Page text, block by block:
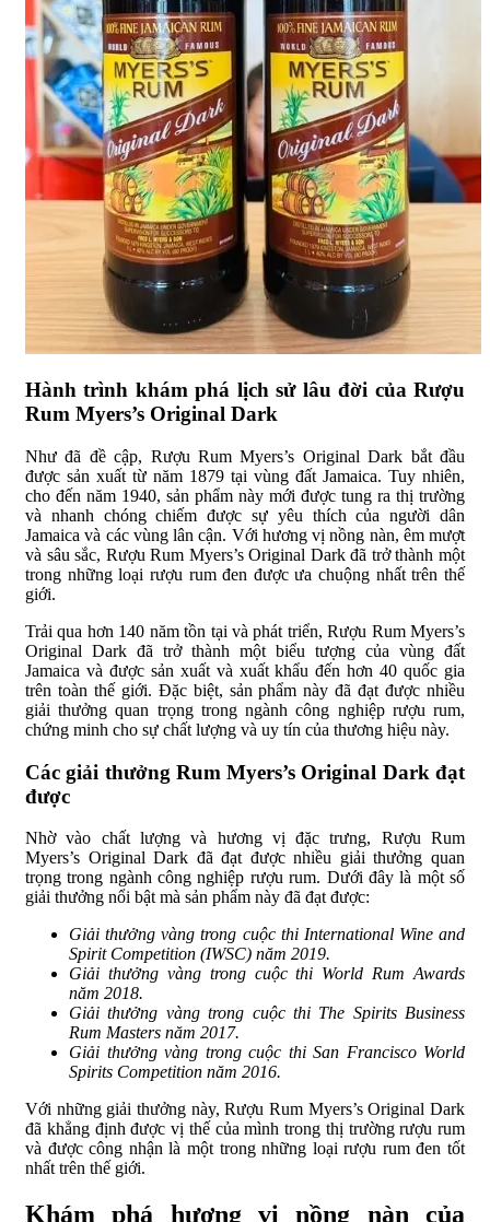
Hành trình khám phá lịch sử lâu đời của Rượu
Rum Myers’s Original Dark
Như đã đề cập, Rượu Rum Myers’s Original Dark bắt đầu
được sản xuất từ năm 1879 tại vùng đất Jamaica. Tuy nhiên,
cho đến năm 1940, sản phẩm này mới được tung ra thị trường
và nhanh chóng chiếm được sự yêu thích của người dân
Jamaica và các vùng lân cận. Với hương vị nồng nàn, êm mượt
và sâu sắc, Rượu Rum Myers’s Original Dark đã trở thành một
trong những loại rượu rum đen được ưa chuộng nhất trên thế
giới.
Trải qua hơn 140 năm tồn tại và phát triển, Rượu Rum Myers’s
Original Dark đã trở thành một biểu tượng của vùng đất
Jamaica và được sản xuất và xuất khẩu đến hơn 40 quốc gia
trên toàn thế giới. Đặc biệt, sản phẩm này đã đạt được nhiều
giải thưởng quan trọng trong ngành công nghiệp rượu rum,
chứng minh cho sự chất lượng và uy tín của thương hiệu này.
Các giải thưởng Rum Myers’s Original Dark đạt
được
Nhờ vào chất lượng và hương vị đặc trưng, Rượu Rum
Myers’s Original Dark đã đạt được nhiều giải thưởng quan
trọng trong ngành công nghiệp rượu rum. Dưới đây là một số
giải thưởng nổi bật mà sản phẩm này đã đạt được:
Giải thưởng vàng trong cuộc thi International Wine and
Spirit Competition (IWSC) năm 2019.
Giải thưởng vàng trong cuộc thi World Rum Awards
năm 2018.
Giải thưởng vàng trong cuộc thi The Spirits Business
Rum Masters năm 2017.
Giải thưởng vàng trong cuộc thi San Francisco World
Spirits Competition năm 2016.
Với những giải thưởng này, Rượu Rum Myers’s Original Dark
đã khẳng định được vị thế của mình trong thị trường rượu rum
và được công nhận là một trong những loại rượu rum đen tốt
nhất trên thế giới.
Khám phá hương vị nồng nàn của